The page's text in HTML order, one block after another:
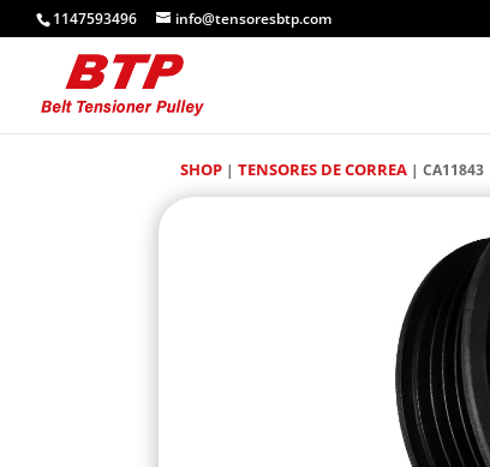
1147593496 info@tensoresbtp.com
SHOP | TENSORES DE CORREA | CA11843